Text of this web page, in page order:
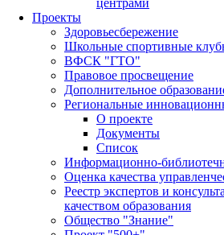
Проекты
Здоровьесбережение
Школьные спортивные
ВФСК "ГТО"
Правовое просвещение
Дополнительное
Региональные
О проекте
Документы
Список
Информационно-
Оценка качества
Реестр экспертов и
качеством образования
Общество "Знание"